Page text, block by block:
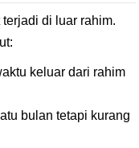
terjadi di luar rahim.
keluar dari rahim
bulan tetapi kurang